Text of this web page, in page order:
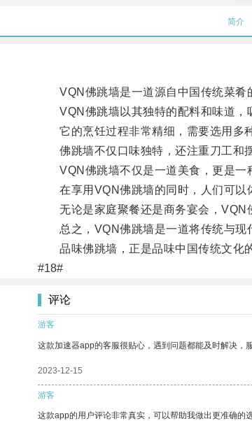
简介
VQN佛跳墙是一道源自中国传统菜肴
VQN佛跳墙以其独特的配料和味道，
它的烹饪过程非常精细，需要选用多种
佛跳墙不仅口味独特，还注重刀工和摆
VQN佛跳墙不仅是一道美食，更是一
在享用VQN佛跳墙的同时，人们可以
无论是家庭聚餐还是商务宴会，VQN
总之，VQN佛跳墙是一道将传统与现
品味佛跳墙，正是品味中国传统文化的
#18#
评论
游客
这款加速器app的客服很贴心，遇到问题都能及时解决，
2023-12-15
游客
这款app的用户评论非常真实，可以帮助我做出更准确的选